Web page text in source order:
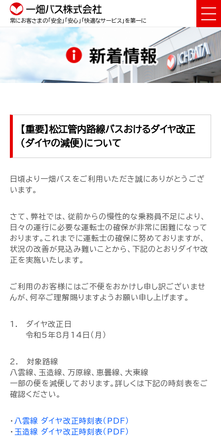
常にお客さまの「安全」「安心」「快適なサービス」を第一に
【重要】松江管内路線バスおけるダイヤ改正
（ダイヤの減便）について
日頃より一畑バスをご利用いただき誠にありがとうござ
います。
さて、弊社では、従前からの慢性的な乗務員不足により、
日々の運行に必要な運転士の確保が非常に困難になって
おります。これまでに運転士の確保に努めておりますが、
状況の改善が見込み難いことから、下記のとおりダイヤ改
正を実施いたします。
ご利用のお客様にはご不便をおかけし申し訳ございませ
んが、何卒ご理解賜りますようお願い申し上げます。
1. ダイヤ改正日
令和5年8月14日（月）
2. 対象路線
八雲線、玉造線、万原線、恵曇線、大東線
一部の便を減便しております。詳しくは下記の時刻表をご
確認ください。
・ 八雲線 ダイヤ改正時刻表（PDF）
・ 玉造線 ダイヤ改正時刻表（PDF）